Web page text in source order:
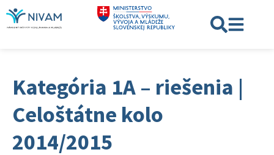
Kategória 1A – riešenia |
Celoštátne kolo
2014/2015